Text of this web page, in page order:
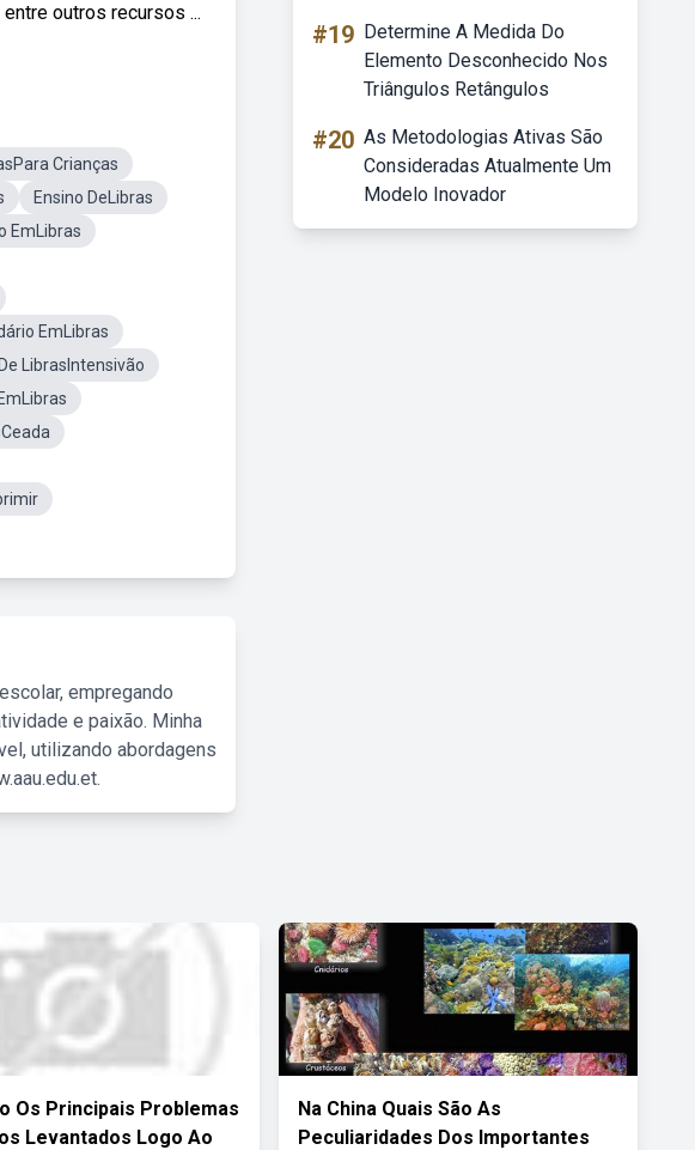
outros recursos ...
Crianças
Ensino DeLibras
EmLibras
EmLibras
LibrasIntensivão
empregando
e paixão. Minha
utilizando abordagens
#19 Determine A Medida Do
Elemento Desconhecido Nos
Triângulos Retângulos
#20 As Metodologias Ativas São
Consideradas Atualmente Um
Modelo Inovador
Os Principais Problemas
Levantados Logo Ao
Na China Quais São As
Peculiaridades Dos Importantes